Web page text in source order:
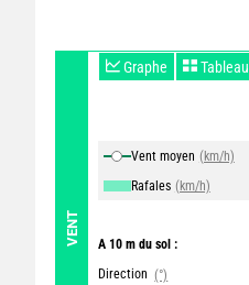
VENT
Graphe Tableau
Vent moyen (km/h)
Rafales (km/h)
A 10 m du sol :
Direction (°)